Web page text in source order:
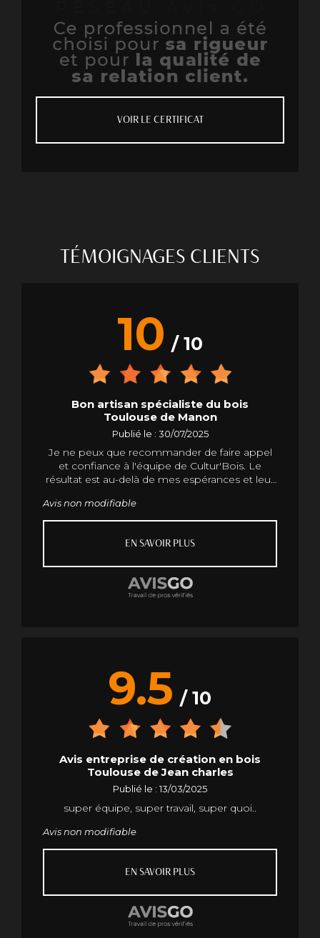
VOIR LE CERTIFICAT
TÉMOIGNAGES CLIENTS
10 / 10
Bon artisan spécialiste du bois
Toulouse de Manon
Publié le : 30/07/2025
Je ne peux que recommander de faire appel
et confiance à l'équipe de Cultur'Bois. Le
résultat est au-delà de mes espérances et leur
Avis non modifiable
EN SAVOIR PLUS
9.5 / 10
Avis entreprise de création en bois
Toulouse de Jean charles
Publié le : 13/03/2025
super équipe, super travail, super quoi..
Avis non modifiable
EN SAVOIR PLUS